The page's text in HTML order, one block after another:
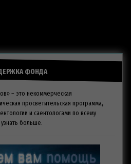
ФОНДА
– это некоммерческая
просветительская программа,
и саентологами по всему
больше.